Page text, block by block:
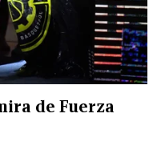
de Fuerza